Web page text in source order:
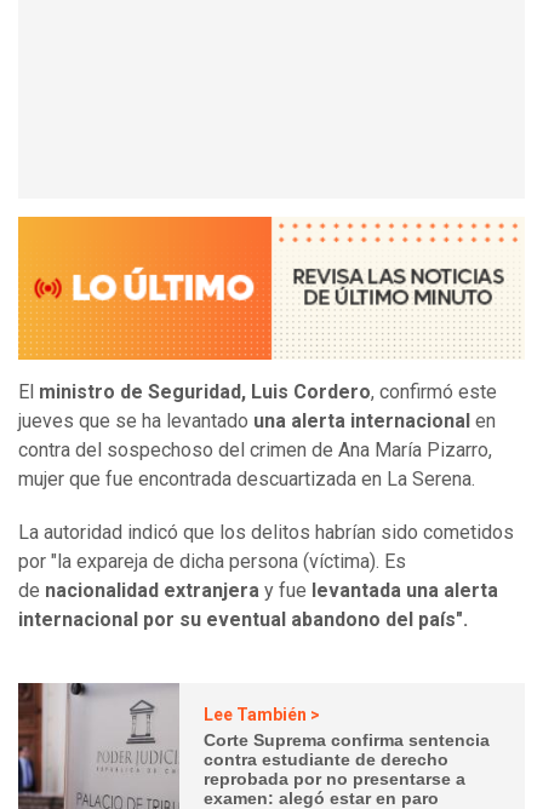
El ministro de Seguridad, Luis Cordero, confirmó este
jueves que se ha levantado una alerta internacional en
contra del sospechoso del crimen de Ana María Pizarro,
mujer que fue encontrada descuartizada en La Serena.
La autoridad indicó que los delitos habrían sido cometidos
por "la expareja de dicha persona (víctima). Es
de nacionalidad extranjera y fue levantada una alerta
internacional por su eventual abandono del país".
Lee También >
Corte Suprema confirma sentencia
contra estudiante de derecho
reprobada por no presentarse a
examen: alegó estar en paro